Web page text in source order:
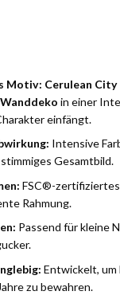
Motiv: Cerulean
in einer
einfängt.
Intensive
Gesamtbild.
FSC®-zertifiziertes
Rahmung.
Passend für kleine
Entwickelt, um
zu bewahren.